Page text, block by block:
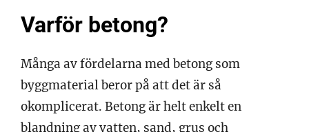
Varför betong?
Många av fördelarna med betong som
byggmaterial beror på att det är så
okomplicerat. Betong är helt enkelt en
blandning av vatten, sand, grus och